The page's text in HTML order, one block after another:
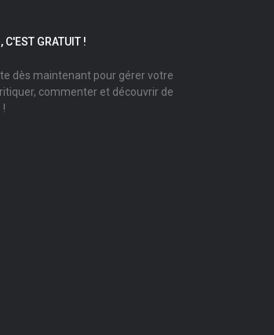
C'EST GRATUIT !
dès maintenant pour gérer votre
commenter et découvrir de